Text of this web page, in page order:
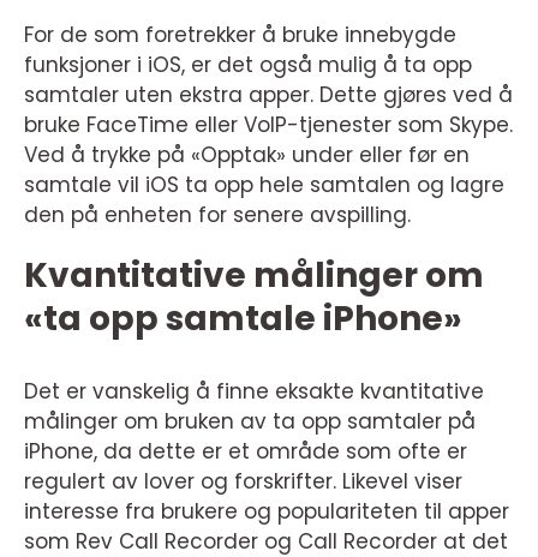
For de som foretrekker å bruke innebygde
funksjoner i iOS, er det også mulig å ta opp
samtaler uten ekstra apper. Dette gjøres ved å
bruke FaceTime eller VoIP-tjenester som Skype.
Ved å trykke på «Opptak» under eller før en
samtale vil iOS ta opp hele samtalen og lagre
den på enheten for senere avspilling.
Kvantitative målinger om
«ta opp samtale iPhone»
Det er vanskelig å finne eksakte kvantitative
målinger om bruken av ta opp samtaler på
iPhone, da dette er et område som ofte er
regulert av lover og forskrifter. Likevel viser
interesse fra brukere og populariteten til apper
som Rev Call Recorder og Call Recorder at det